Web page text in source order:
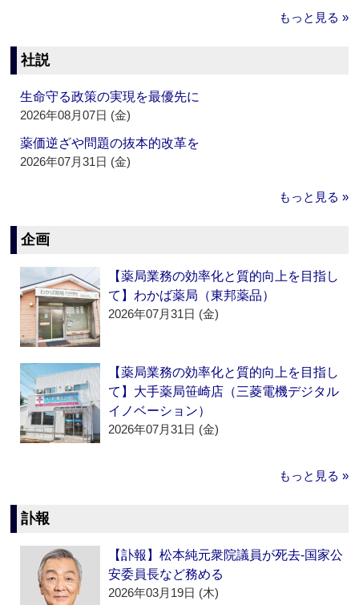
もっと見る »
社説
生命守る政策の実現を最優先に
2026年08月07日 (金)
薬価逆ざや問題の抜本的改革を
2026年07月31日 (金)
もっと見る »
企画
【薬局業務の効率化と質的向上を目指し
て】わかば薬局（東邦薬品）
2026年07月31日 (金)
【薬局業務の効率化と質的向上を目指し
て】大手薬局笹崎店（三菱電機デジタル
イノベーション）
2026年07月31日 (金)
もっと見る »
訃報
【訃報】松本純元衆院議員が死去‐国家公
安委員長など務める
2026年03月19日 (木)